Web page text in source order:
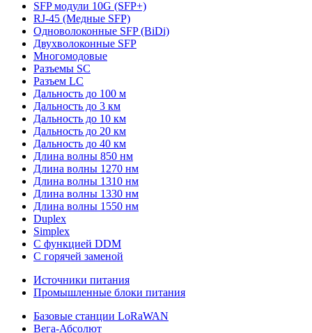
SFP модули 10G (SFP+)
RJ-45 (Медные SFP)
Одноволоконные SFP (BiDi)
Двухволоконные SFP
Многомодовые
Разъемы SC
Разъем LC
Дальность до 100 м
Дальность до 3 км
Дальность до 10 км
Дальность до 20 км
Дальность до 40 км
Длина волны 850 нм
Длина волны 1270 нм
Длина волны 1310 нм
Длина волны 1330 нм
Длина волны 1550 нм
Duplex
Simplex
С функцией DDM
С горячей заменой
Источники питания
Промышленные блоки питания
Базовые станции LoRaWAN
Вега-Абсолют